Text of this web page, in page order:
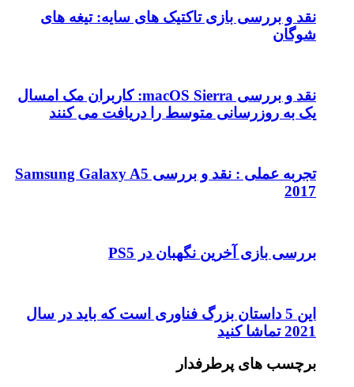
نقد و بررسی بازی تاکتیک های سایه: تیغه های
شوگان
نقد و بررسی macOS Sierra: کاربران مک امسال
یک به روزرسانی متوسط را دریافت می کنند
تجربه عملی : نقد و بررسی Samsung Galaxy A5
2017
بررسی بازی آخرین نگهبان در PS5
این 5 داستان بزرگ فناوری است که باید در سال
2021 تماشا کنید
برچسب های پرطرفدار